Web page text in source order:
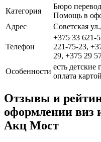
Категория
Бюро
Помощь в
Адрес
Советская
Телефон
+375 33 621-
221-75-23,
29, +375 29
Особенности
есть
оплата картой
Отзывы и
оформлении виз
Акц Мост